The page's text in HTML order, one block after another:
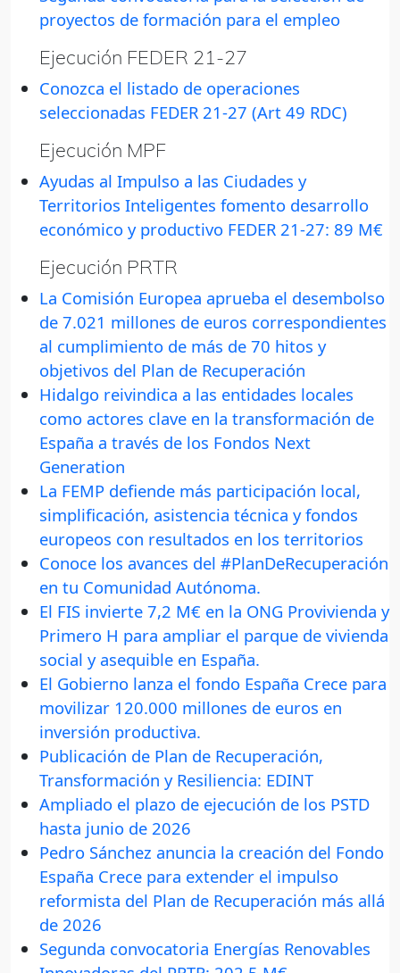
proyectos de formación para el empleo
Ejecución FEDER 21-27
Conozca el listado de operaciones
seleccionadas FEDER 21-27 (Art 49 RDC)
Ejecución MPF
Ayudas al Impulso a las Ciudades y
Territorios Inteligentes fomento desarrollo
económico y productivo FEDER 21-27: 89 M€
Ejecución PRTR
La Comisión Europea aprueba el desembolso
de 7.021 millones de euros correspondientes
al cumplimiento de más de 70 hitos y
objetivos del Plan de Recuperación
Hidalgo reivindica a las entidades locales
como actores clave en la transformación de
España a través de los Fondos Next
Generation
La FEMP defiende más participación local,
simplificación, asistencia técnica y fondos
europeos con resultados en los territorios
Conoce los avances del #PlanDeRecuperación
en tu Comunidad Autónoma.
El FIS invierte 7,2 M€ en la ONG Provivienda y
Primero H para ampliar el parque de vivienda
social y asequible en España.
El Gobierno lanza el fondo España Crece para
movilizar 120.000 millones de euros en
inversión productiva.
Publicación de Plan de Recuperación,
Transformación y Resiliencia: EDINT
Ampliado el plazo de ejecución de los PSTD
hasta junio de 2026
Pedro Sánchez anuncia la creación del Fondo
España Crece para extender el impulso
reformista del Plan de Recuperación más allá
de 2026
Segunda convocatoria Energías Renovables